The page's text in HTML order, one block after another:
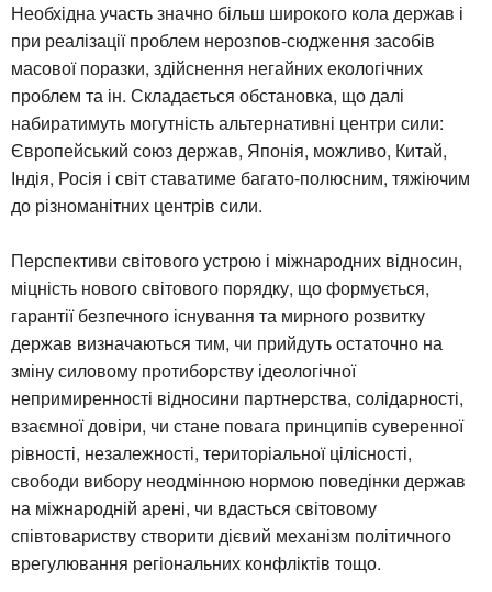
Необхідна участь значно більш широкого кола держав і
при реалізації проблем нерозпов-сюдження засобів
масової поразки, здійснення негайних екологічних
проблем та ін. Складається обстановка, що далі
набиратимуть могутність альтернативні центри сили:
Європейський союз держав, Японія, можливо, Китай,
Індія, Росія і світ ставатиме багато-полюсним, тяжіючим
до різноманітних центрів сили.
Перспективи світового устрою і міжнародних відносин,
міцність нового світового порядку, що формується,
гарантії безпечного існування та мирного розвитку
держав визначаються тим, чи прийдуть остаточно на
зміну силовому протиборству ідеологічної
непримиренності відносини партнерства, солідарності,
взаємної довіри, чи стане повага принципів суверенної
рівності, незалежності, територіальної цілісності,
свободи вибору неодмінною нормою поведінки держав
на міжнародній арені, чи вдасться світовому
співтовариству створити дієвий механізм політичного
врегулювання регіональних конфліктів тощо.